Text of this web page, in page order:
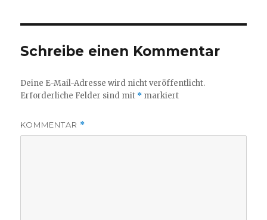
Schreibe einen Kommentar
Deine E-Mail-Adresse wird nicht veröffentlicht.
Erforderliche Felder sind mit * markiert
KOMMENTAR *